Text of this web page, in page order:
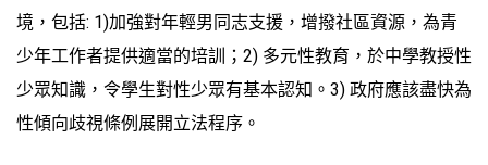
境，包括: 1)加強對年輕男同志支援，增撥社區資源，為青
少年工作者提供適當的培訓；2) 多元性教育，於中學教授性
少眾知識，令學生對性少眾有基本認知。3) 政府應該盡快為
性傾向歧視條例展開立法程序。